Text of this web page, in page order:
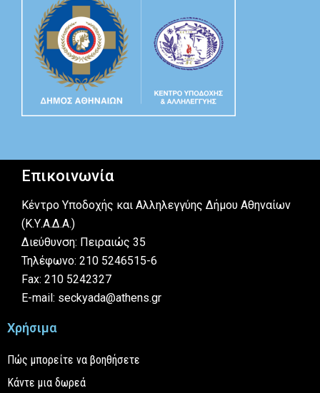
Επικοινωνία
Κέντρο Υποδοχής και Αλληλεγγύης Δήμου Αθηναίων
(Κ.Υ.Α.Δ.Α.)
Διεύθυνση: Πειραιώς 35
Τηλέφωνο: 210 5246515-6
Fax: 210 5242327
E-mail: seckyada@athens.gr
Χρήσιμα
Πώς μπορείτε να βοηθήσετε
Κάντε μια δωρεά